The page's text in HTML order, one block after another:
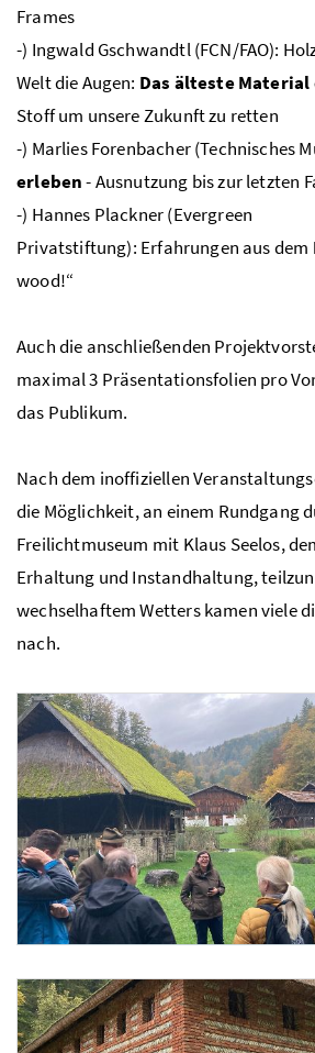
Frames
-) Ingwald Gschwandtl (FCN/FAO):
Welt die Augen: Das älteste Material
Stoff um unsere Zukunft zu retten
-) Marlies Forenbacher (Technisches
erleben- Ausnutzung bis zur letzten
-) Hannes Plackner (Evergreen
Privatstiftung): Erfahrungen aus dem
wood!“
Auch die anschließenden
maximal 3 Präsentationsfolien pro
das Publikum.
Nach dem inoffiziellen
die Möglichkeit, an einem Rundgang
Freilichtmuseum mit Klaus Seelos,
Erhaltung und Instandhaltung,
wechselhaftem Wetters kamen viele
nach.
Foto 1: Barbara Aschauer